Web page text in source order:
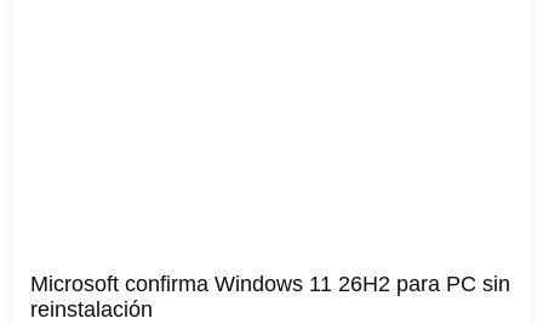
Microsoft confirma Windows 11 26H2 para PC sin
reinstalación